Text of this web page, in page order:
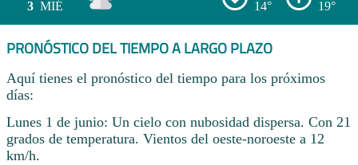
3 MIÉ 14° 19°
PRONÓSTICO DEL TIEMPO A LARGO PLAZO
Aquí tienes el pronóstico del tiempo para los próximos
días:
Lunes 1 de junio: Un cielo con nubosidad dispersa. Con 21
grados de temperatura. Vientos del oeste-noroeste a 12
km/h.